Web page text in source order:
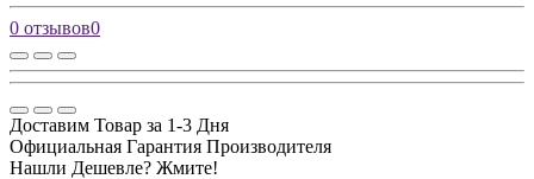
0 отзывов0
Доставим Товар за 1-3 Дня
Официальная Гарантия Производителя
Нашли Дешевле? Жмите!